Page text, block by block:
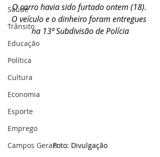
Saúde
Trânsito
Educação
Política
Cultura
Economia
Esporte
Emprego
Campos Gerais
O carro havia sido furtado ontem (18).
O veículo e o dinheiro foram entregues
na 13ª Subdivisão de Polícia
Foto: Divulgação